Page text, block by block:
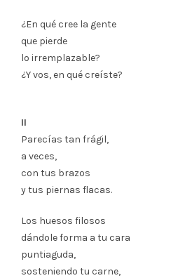
¿En qué cree la gente
que pierde
lo irremplazable?
¿Y vos, en qué creíste?
II
Parecías tan frágil,
a veces,
con tus brazos
y tus piernas flacas.
Los huesos filosos
dándole forma a tu cara
puntiaguda,
sosteniendo tu carne,